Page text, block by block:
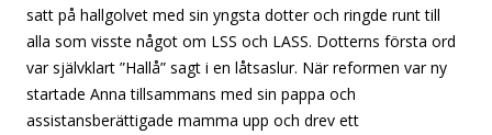
satt på hallgolvet med sin yngsta dotter och ringde runt till
alla som visste något om LSS och LASS. Dotterns första ord
var självklart ”Hallå” sagt i en låtsaslur. När reformen var ny
startade Anna tillsammans med sin pappa och
assistansberättigade mamma upp och drev ett